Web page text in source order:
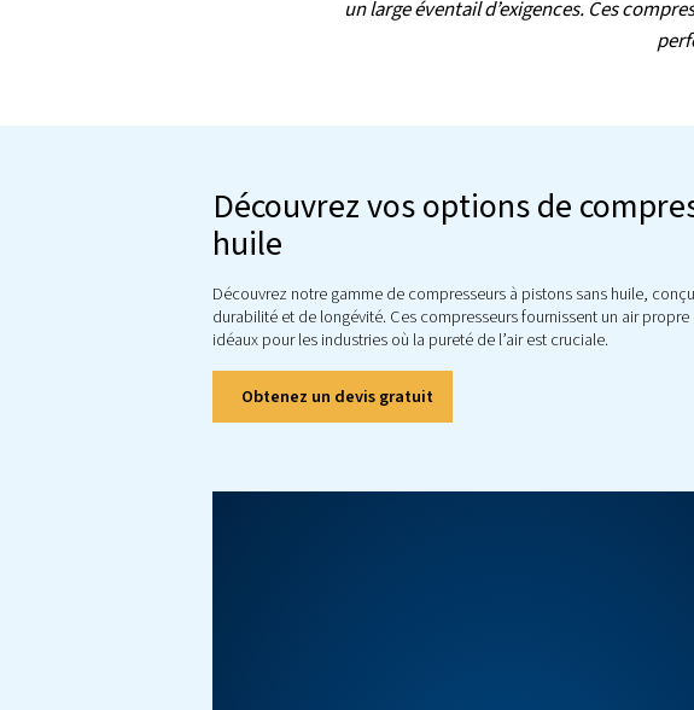
vis à injection d’eau, des
Découvrez vos options
durabilité et de longévité. Ces compresseurs